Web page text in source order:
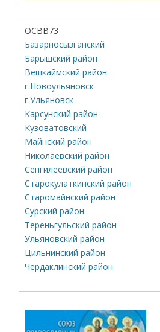
ОСВВ73
Базарносызганский
Барышский район
Вешкаймский район
г.Новоульяновск
г.Ульяновск
Карсунский район
Кузоватовский
Майнский район
Николаевский район
Сенгилеевский район
Старокулаткинский район
Старомайнский район
Сурский район
Тереньгульский район
Ульяновский район
Цильнинский район
Чердаклинский район